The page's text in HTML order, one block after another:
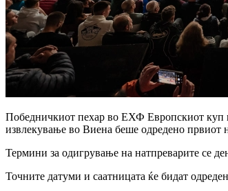
Победничкиот пехар во ЕХФ Европскиот куп
извлекување во Виена беше одредено првиот
Термини за одигрување на натпреварите се
Точните датуми и саатницата ќе бидат